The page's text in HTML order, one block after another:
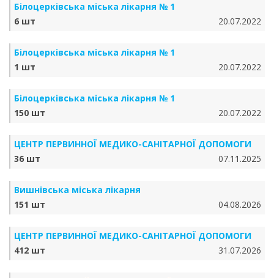
Білоцерківська міська лікарня № 1
6 шт
20.07.2022
Білоцерківська міська лікарня № 1
1 шт
20.07.2022
Білоцерківська міська лікарня № 1
150 шт
20.07.2022
ЦЕНТР ПЕРВИННОЇ МЕДИКО-САНІТАРНОЇ ДОПОМОГИ
36 шт
07.11.2025
Вишнівська міська лікарня
151 шт
04.08.2026
ЦЕНТР ПЕРВИННОЇ МЕДИКО-САНІТАРНОЇ ДОПОМОГИ
412 шт
31.07.2026